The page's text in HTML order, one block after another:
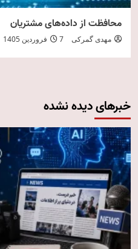
محافظت از داده‌های مشتریان
مهدی گمرکی 7 فروردین 1405
خبرهای دیده نشده